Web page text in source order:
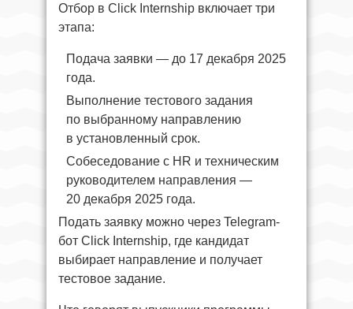
Отбор в Click Internship включает три
этапа:
Подача заявки — до 17 декабря 2025
года.
Выполнение тестового задания
по выбранному направлению
в установленный срок.
Собеседование с HR и техническим
руководителем направления —
20 декабря 2025 года.
Подать заявку можно через Telegram-
бот Click Internship, где кандидат
выбирает направление и получает
тестовое задание.